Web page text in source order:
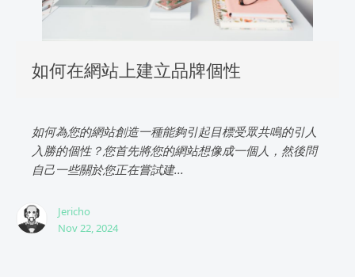
如何在網站上建立品牌個性
如何為您的網站創造一種能夠引起目標受眾共鳴的引人
入勝的個性？您首先將您的網站想像成一個人，然後問
自己一些關於您正在嘗試建...
Jericho
Nov 22, 2024